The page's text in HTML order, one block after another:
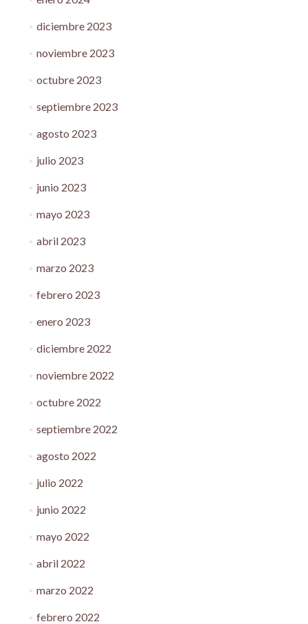
diciembre 2023
noviembre 2023
octubre 2023
septiembre 2023
agosto 2023
julio 2023
junio 2023
mayo 2023
abril 2023
marzo 2023
febrero 2023
enero 2023
diciembre 2022
noviembre 2022
octubre 2022
septiembre 2022
agosto 2022
julio 2022
junio 2022
mayo 2022
abril 2022
marzo 2022
febrero 2022